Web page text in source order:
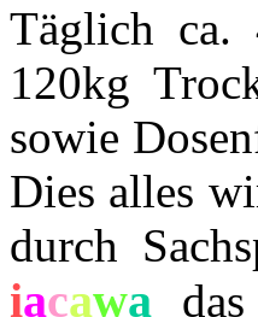
Täglich ca.
120kg
sowie
Dies alles
durch
iacawa